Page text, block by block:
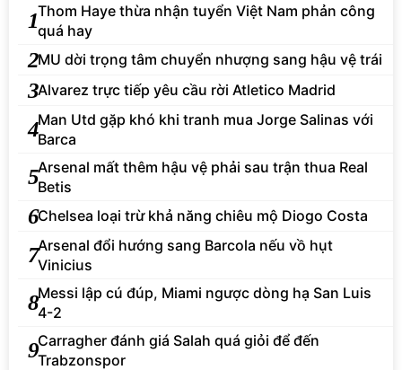
1Thom Haye thừa nhận tuyển Việt Nam phản công
quá hay
2MU dời trọng tâm chuyển nhượng sang hậu vệ trái
3Alvarez trực tiếp yêu cầu rời Atletico Madrid
4Man Utd gặp khó khi tranh mua Jorge Salinas với
Barca
5Arsenal mất thêm hậu vệ phải sau trận thua Real
Betis
6Chelsea loại trừ khả năng chiêu mộ Diogo Costa
7Arsenal đổi hướng sang Barcola nếu vồ hụt
Vinicius
8Messi lập cú đúp, Miami ngược dòng hạ San Luis
4-2
9Carragher đánh giá Salah quá giỏi để đến
Trabzonspor